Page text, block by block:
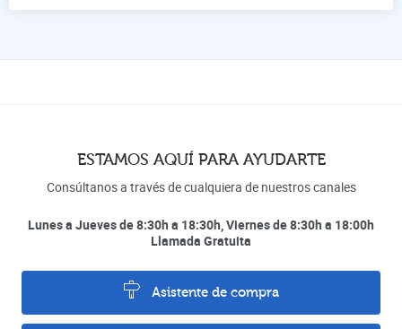
ESTAMOS AQUÍ PARA AYUDARTE
Consúltanos a través de cualquiera de nuestros canales
Lunes a Jueves de 8:30h a 18:30h, Viernes de 8:30h a 18:00h
Llamada Gratuita
Asistente de compra